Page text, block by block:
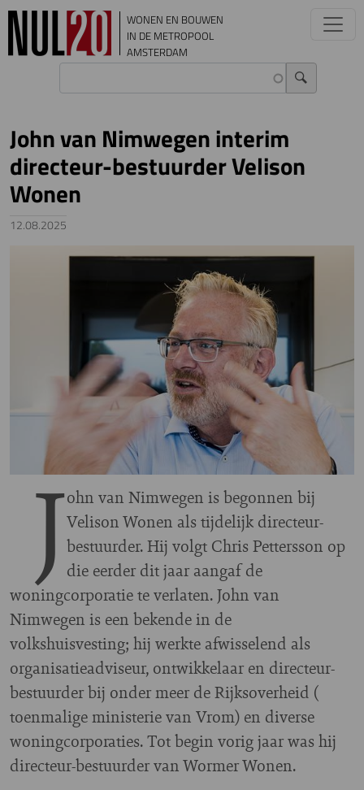
Overslaan en naar de inhoud gaan
WONEN EN BOUWEN
IN DE METROPOOL
AMSTERDAM
John van Nimwegen interim
directeur-bestuurder Velison
Wonen
12.08.2025
John van Nimwegen is begonnen bij
Velison Wonen als tijdelijk directeur-
bestuurder. Hij volgt Chris Pettersson op
die eerder dit jaar aangaf de
woningcorporatie te verlaten. John van
Nimwegen is een bekende in de
volkshuisvesting; hij werkte afwisselend als
organisatieadviseur, ontwikkelaar en directeur-
bestuurder bij onder meer de Rijksoverheid (
toenmalige ministerie van Vrom) en diverse
woningcorporaties. Tot begin vorig jaar was hij
directeur-bestuurder van Wormer Wonen.